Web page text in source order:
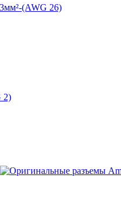
(AWG 26)
2)